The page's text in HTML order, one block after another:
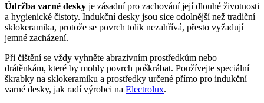
Údržba varné desky je zásadní pro zachování její dlouhé životnosti
a hygienické čistoty. Indukční desky jsou sice odolnější než tradiční
sklokeramika, protože se povrch tolik nezahřívá, přesto vyžadují
jemné zacházení.
Při čištění se vždy vyhněte abrazivním prostředkům nebo
drátěnkám, které by mohly povrch poškrábat. Používejte speciální
škrabky na sklokeramiku a prostředky určené přímo pro indukční
varné desky, jak radí výrobci na Electrolux.